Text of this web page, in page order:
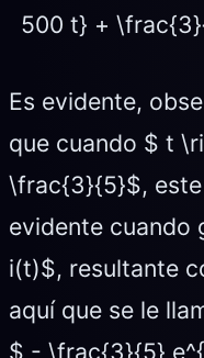
500 t} +
Es evidente,
que cuando $ t
\frac{3}{5}$, este
evidente cuando
i(t)$, resultante
aquí que se le
$ - \frac{3}{5}